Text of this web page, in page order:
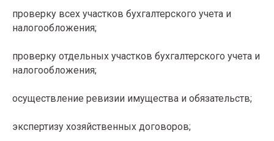
проверку всех участков бухгалтерского учета и
налогообложения;
проверку отдельных участков бухгалтерского учета и
налогообложения;
осуществление ревизии имущества и обязательств;
экспертизу хозяйственных договоров;